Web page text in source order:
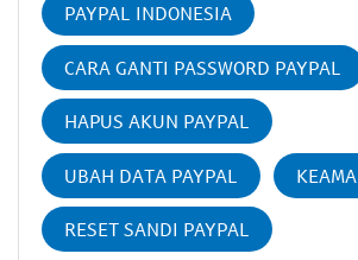
PAYPAL INDONESIA
CARA GANTI PASSWORD PAYPAL
HAPUS AKUN PAYPAL
UBAH DATA PAYPAL
RESET SANDI PAYPAL